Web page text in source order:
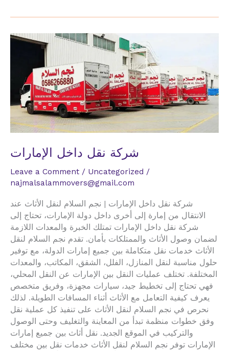
شركة نقل داخل الإمارات
Leave a Comment / Uncategorized /
najmalsalammovers@gmail.com
شركة نقل داخل الإمارات | نجم السلام لنقل الأثاث عند
الانتقال من إمارة إلى أخرى داخل دولة الإمارات، تحتاج إلى
شركة نقل داخل الإمارات تمتلك الخبرة والمعدات اللازمة
لضمان وصول الأثاث والممتلكات بأمان. تقدم نجم السلام لنقل
الأثاث خدمات نقل متكاملة بين جميع إمارات الدولة، مع توفير
حلول مناسبة لنقل المنازل، الفلل، الشقق، المكاتب، والمعدات
المختلفة. تختلف عمليات النقل بين الإمارات عن النقل المحلي،
فهي تحتاج إلى تخطيط جيد، سيارات مجهزة، وفريق متخصص
يعرف كيفية التعامل مع الأثاث أثناء المسافات الطويلة. لذلك
نحرص في نجم السلام لنقل الأثاث على تنفيذ كل عملية نقل
وفق خطوات منظمة تبدأ من المعاينة والتغليف وحتى الوصول
والتركيب في الموقع الجديد. نقل أثاث بين جميع إمارات
الإمارات توفر نجم السلام لنقل الأثاث خدمات نقل بين مختلف
شركة
الإمارات